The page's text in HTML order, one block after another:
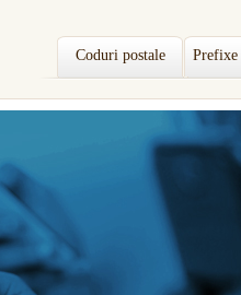
Coduri postale Prefixe